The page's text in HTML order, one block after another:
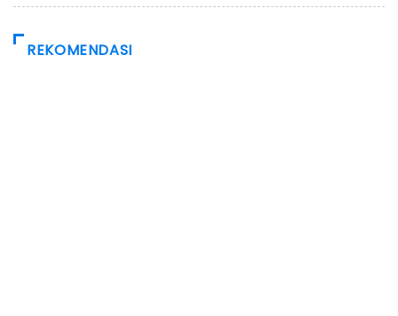
REKOMENDASI